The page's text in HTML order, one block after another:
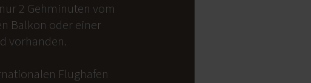
2 Gehminuten vom
Balkon oder einer
vorhanden.
Flughafen